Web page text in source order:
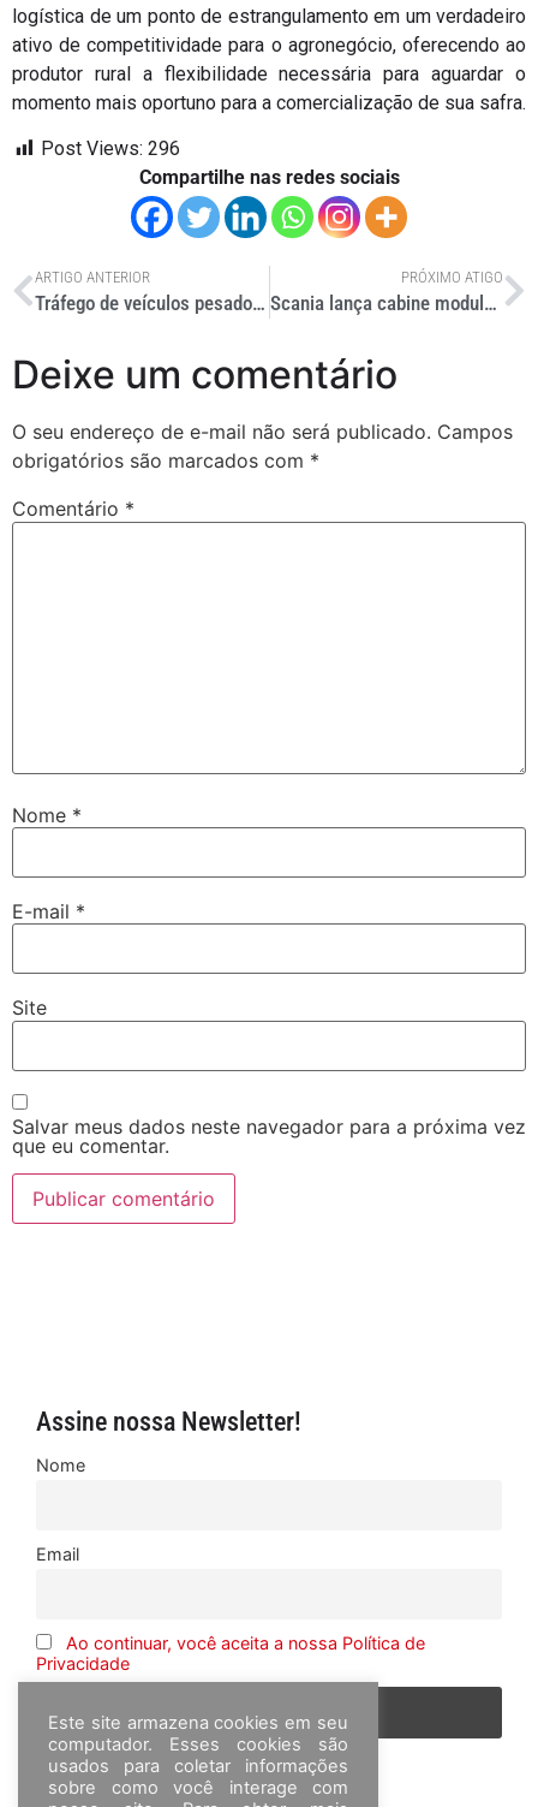
logística de um ponto de estrangulamento em um verdadeiro
ativo de competitividade para o agronegócio, oferecendo ao
produtor rural a flexibilidade necessária para aguardar o
momento mais oportuno para a comercialização de sua safra.
Post Views: 296
Compartilhe nas redes sociais
ARTIGO ANTERIOR
Tráfego de veículos pesados aumenta em rodovias pedagiadas
PRÓXIMO ATIGO
Scania lança cabine modular blindada e leva híbrido no Eurosatory 2026
Deixe um comentário
O seu endereço de e-mail não será publicado. Campos
obrigatórios são marcados com *
Comentário *
Nome *
E-mail *
Site
Salvar meus dados neste navegador para a próxima vez
que eu comentar.
Assine nossa Newsletter!
Nome
Email
Ao continuar, você aceita a nossa Política de
Privacidade
Este site armazena cookies em seu
computador. Esses cookies são
usados para coletar informações
sobre como você interage com